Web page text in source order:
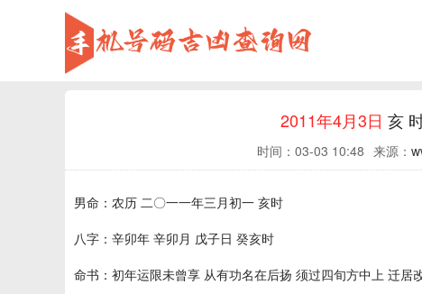
2011年4月3日 亥
时间： 03-03 10:48 来源：
男命：农历 二〇一一年三月初一 亥时
八字：辛卯年 辛卯月 戊子日 癸亥时
命书：初年运限未曾享 从有功名在后扬 须过四旬方中上 迁居